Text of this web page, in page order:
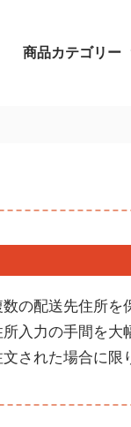
商品カテゴリー
の配送先住所
入力の手間を
された場合に限